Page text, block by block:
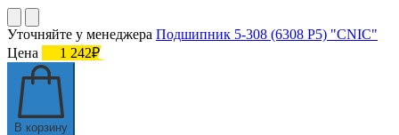
Уточняйте у менеджера Подшипник 5-308 (6308 P5) "CNIC"
Цена
1 242₽
В корзину